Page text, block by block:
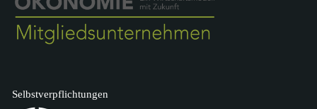
Selbstverpflichtungen